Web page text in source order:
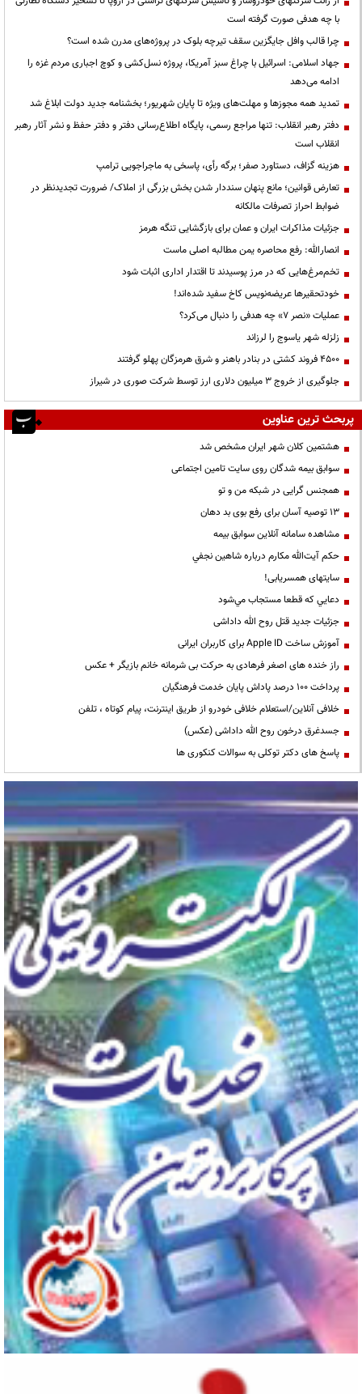
با چه هدفی صورت گرفته است
چرا قالب وافل جایگزین سقف تیرچه بلوک در پروژه‌های مدرن شده است؟
جهاد اسلامی: اسرائیل با چراغ سبز آمریکا، پروژه نسل‌کشی و کوچ اجباری مردم غزه را
ادامه می‌دهد
تمدید همه مجوزها و مهلت‌های ویژه تا پایان شهریور؛ بخشنامه جدید دولت ابلاغ شد
دفتر رهبر انقلاب: تنها مراجع رسمی، پایگاه اطلاع‌رسانی دفتر و دفتر حفظ و نشر آثار رهبر
انقلاب است
هزینه گزاف، دستاورد صفر؛ برگه رأی، پاسخی به ماجراجویی ترامپ
تعارض قوانین؛ مانع پنهان سنددار شدن بخش بزرگی از املاک/ ضرورت تجدیدنظر در
ضوابط احراز تصرفات مالکانه
جزئیات مذاکرات ایران و عمان برای بازگشایی تنگه هرمز
انصارالله: رفع محاصره یمن مطالبه اصلی ماست
تخم‌مرغ‌هایی که در مرز پوسیدند تا اقتدار اداری اثبات شود
خودتحقیرها عریضه‌نویس کاخ سفید شده‌اند!
عملیات «نصر ۷» چه هدفی را دنبال می‌کرد؟
زلزله شهر یاسوج را لرزاند
۴۵۰۰ فروند کشتی در بنادر باهنر و شرق هرمزگان پهلو گرفتند
جلوگیری از خروج ۳ میلیون دلاری ارز توسط شرکت صوری در شیراز
پربحث ترین عناوین
هشتمین کلان شهر ایران مشخص شد
سوابق بیمه شدگان روی سایت تامین اجتماعی
همجنس گرایی در شبکه من و تو
13 توصیه آسان برای رفع بوی بد دهان
مشاهده سامانه آنلاين سوابق بیمه
حكم آيت‌الله مكارم درباره شاهين نجفي
سایتهای همسریابی!
دعايي كه قطعا مستجاب مي‌شود
جزئیات جدید قتل روح الله داداشی
آموزش ساخت Apple ID برای کاربران ایرانی
راز خنده های اصغر فرهادی به حرکت بی شرمانه خانم بازیگر + عکس
پرداخت ۱۰۰ درصد پاداش پایان خدمت فرهنگیان
خلافی آنلاین/استعلام خلافی خودرو از طریق اینترنت، پیام کوتاه ، تلفن
جسدغرق درخون روح الله داداشی (عکس)
پاسخ های دکتر توکلی به سوالات کنکوری ها